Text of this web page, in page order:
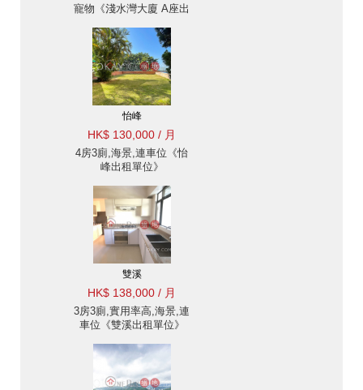
寵物《淺水灣大廈 A座出
怡峰
HK$ 130,000 / 月
4房3廁,海景,連車位《怡
峰出租單位》
雙溪
HK$ 138,000 / 月
3房3廁,實用率高,海景,連
車位《雙溪出租單位》